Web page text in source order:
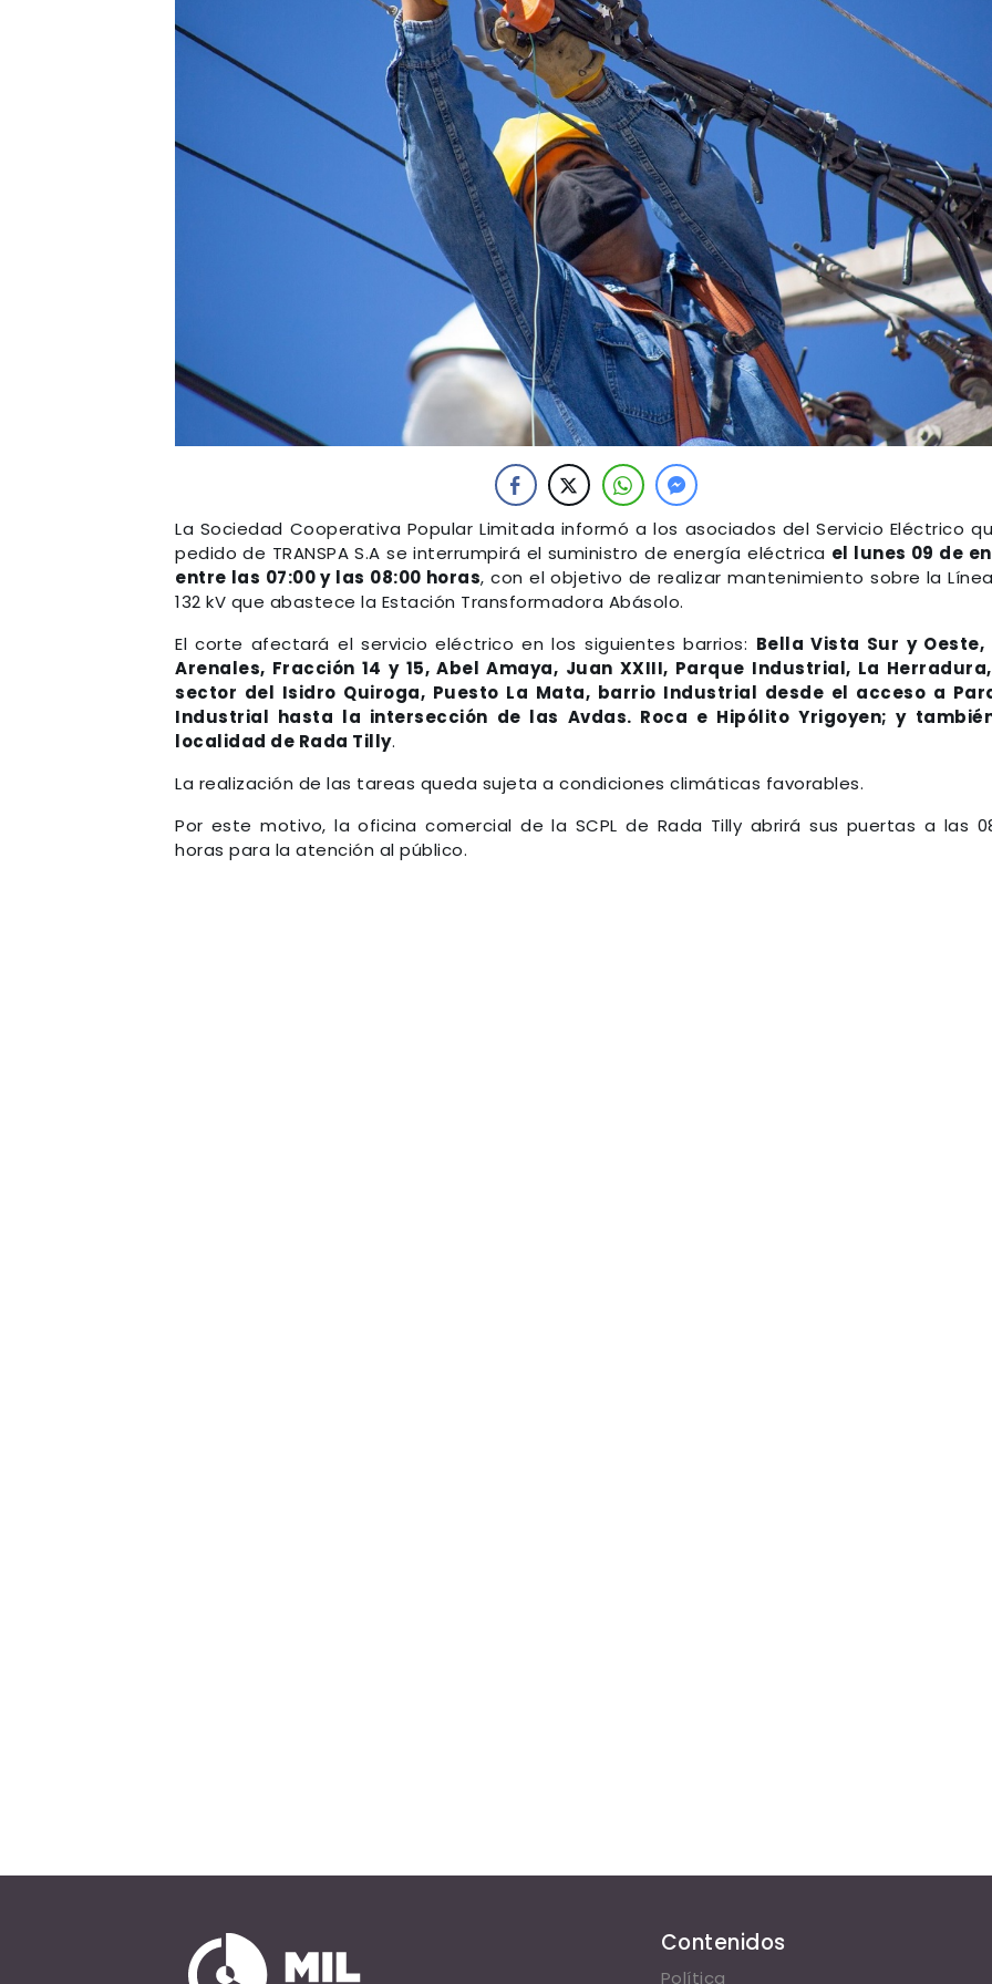
La Sociedad Cooperativa Popular Limitada informó a los asociados del Servicio Eléctrico
pedido de TRANSPA S.A se interrumpirá el suministro de energía eléctrica el lunes 09 de
entre las 07:00 y las 08:00 horas, con el objetivo de realizar mantenimiento sobre la
132 kV que abastece la Estación Transformadora Abásolo.
El corte afectará el servicio eléctrico en los siguientes barrios: Bella Vista Sur y Oeste,
Arenales, Fracción 14 y 15, Abel Amaya, Juan XXIII, Parque Industrial, La
sector del Isidro Quiroga, Puesto La Mata, barrio Industrial desde el acceso a
Industrial hasta la intersección de las Avdas. Roca e Hipólito Yrigoyen; y
localidad de Rada Tilly.
La realización de las tareas queda sujeta a condiciones climáticas favorables.
Por este motivo, la oficina comercial de la SCPL de Rada Tilly abrirá sus puertas a las
horas para la atención al público.
Contenidos
Política